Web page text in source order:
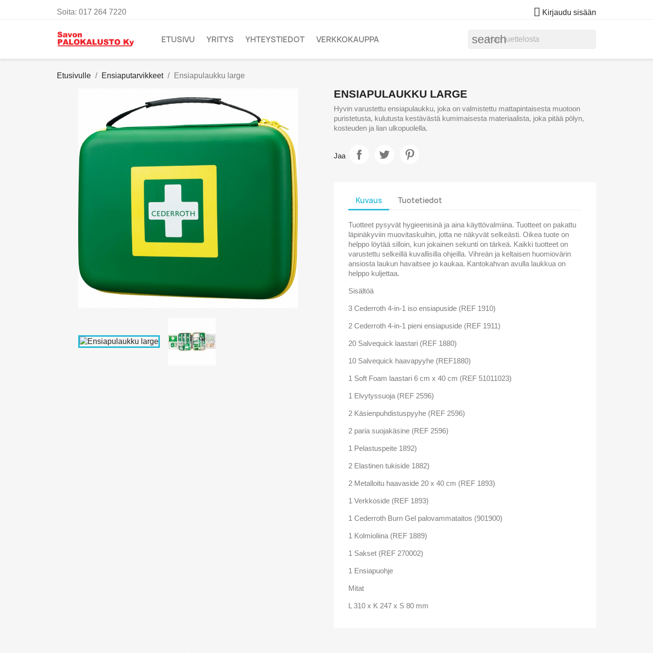
Soita: 017 264 7220  Kirjaudu sisään
ETUSIVU YRITYS YHTEYSTIEDOT VERKKOKAUPPA search
Etusivulle Ensiaputarvikkeet Ensiapulaukku large
ENSIAPULAUKKU LARGE
Hyvin varustettu ensiapulaukku, joka on valmistettu mattapintaisesta muotoon
puristetusta, kulutusta kestävästä kumimaisesta materiaalista, joka pitää pölyn,
kosteuden ja lian ulkopuolella.
Jaa
Kuvaus Tuotetiedot
Tuotteet pysyvät hygieenisinä ja aina käyttövalmiina. Tuotteet on pakattu
läpinäkyviin muovitaskuihin, jotta ne näkyvät selkeästi. Oikea tuote on
helppo löytää silloin, kun jokainen sekunti on tärkeä. Kaikki tuotteet on
varustettu selkeillä kuvallisilla ohjeilla. Vihreän ja keltaisen huomiovärin
ansiosta laukun havaitsee jo kaukaa. Kantokahvan avulla laukkua on
helppo kuljettaa.
Sisältöä
3 Cederroth 4-in-1 iso ensiapuside (REF 1910)
2 Cederroth 4-in-1 pieni ensiapuside (REF 1911)
20 Salvequick laastari (REF 1880)
10 Salvequick haavapyyhe (REF1880)
1 Soft Foam laastari 6 cm x 40 cm (REF 51011023)
1 Elvytyssuoja (REF 2596)
2 Käsienpuhdistuspyyhe (REF 2596)
2 paria suojakäsine (REF 2596)
1 Pelastuspeite 1892)
2 Elastinen tukiside 1882)
2 Metalloitu haavaside 20 x 40 cm (REF 1893)
1 Verkkoside (REF 1893)
1 Cederroth Burn Gel palovammataitos (901900)
1 Kolmioliina (REF 1889)
1 Sakset (REF 270002)
1 Ensiapuohje
Mitat
L 310 x K 247 x S 80 mm